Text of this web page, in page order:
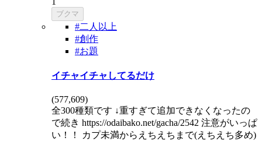
ブクマ
#二人以上
#創作
#お題
イチャイチャしてるだけ
(577,609)
全300種類です ↓重すぎて追加できなくなったの
で続き https://odaibako.net/gacha/2542 注意がいっぱ
い！！ カプ未満からえちえちまで(えちえち多め)